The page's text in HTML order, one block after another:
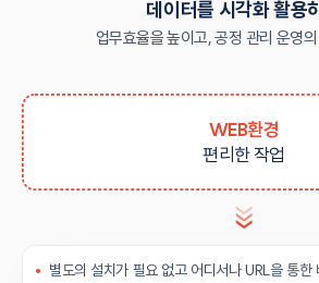
데이터를 시각화 활용
업무효율을 높이고, 공정 관리 운영
WEB환경
편리한 작업
별도의 설치가 필요 없고 어디서나 URL을 통한